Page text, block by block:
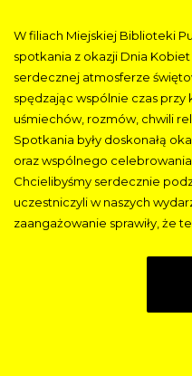
W filiach Miejskiej Biblioteki
spotkania z okazji Dnia Kobiet
serdecznej atmosferze
spędzając wspólnie czas przy
uśmiechów, rozmów, chwili
Spotkania były doskonałą
oraz wspólnego celebrowania
Chcielibyśmy serdecznie
uczestniczyli w naszych
zaangażowanie sprawiły, że